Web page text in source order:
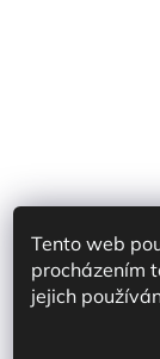
Tento web
procházením
jejich